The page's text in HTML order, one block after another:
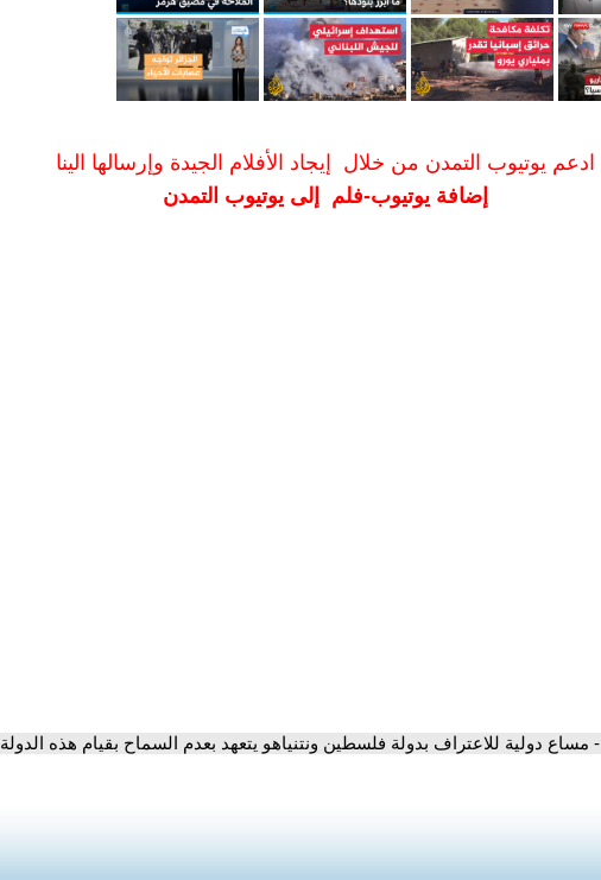
ادعم يوتيوب التمدن من خلال إيجاد الأفلام الجيدة وإرسالها الينا
إضافة يوتيوب-فلم إلى يوتيوب التمدن
- مساع دولية للاعتراف بدولة فلسطين ونتنياهو يتعهد بعدم السماح بقيام هذه الدولة